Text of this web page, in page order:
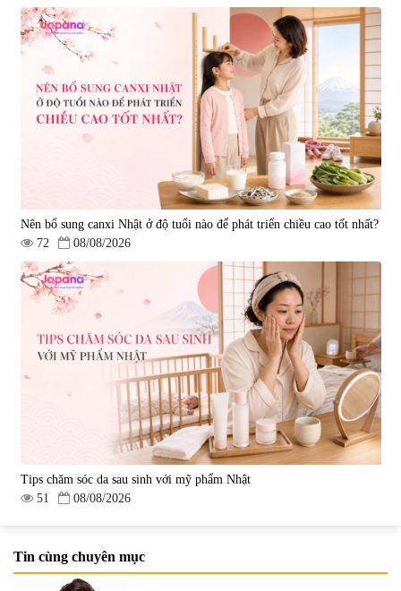
Nên bổ sung canxi Nhật ở độ tuổi nào để phát triển chiều cao tốt nhất?
72
08/08/2026
Tips chăm sóc da sau sinh với mỹ phẩm Nhật
51
08/08/2026
Tin cùng chuyên mục